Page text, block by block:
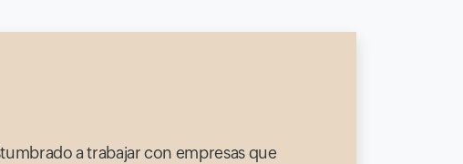
a trabajar con empresas que